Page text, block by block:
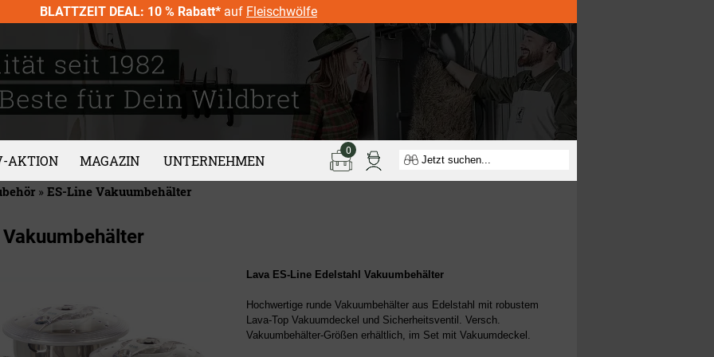
BLATTZEIT DEAL: 10 % Rabatt* auf Fleischwölfe
AKTION MAGAZIN UNTERNEHMEN
0
» ES-Line Vakuumbehälter
Vakuumbehälter
Lava ES-Line Edelstahl Vakuumbehälter
Hochwertige runde Vakuumbehälter aus Edelstahl mit robustem
Lava-Top Vakuumdeckel und Sicherheitsventil. Versch.
Vakuumbehälter-Größen erhältlich, im Set mit Vakuumdeckel .